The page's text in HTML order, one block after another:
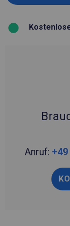
Anruf: